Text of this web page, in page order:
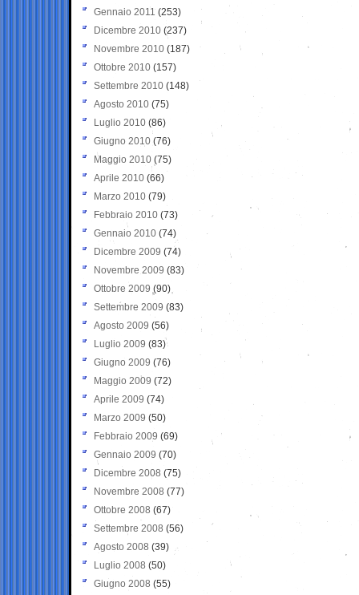
Gennaio 2011 (253)
Dicembre 2010 (237)
Novembre 2010 (187)
Ottobre 2010 (157)
Settembre 2010 (148)
Agosto 2010 (75)
Luglio 2010 (86)
Giugno 2010 (76)
Maggio 2010 (75)
Aprile 2010 (66)
Marzo 2010 (79)
Febbraio 2010 (73)
Gennaio 2010 (74)
Dicembre 2009 (74)
Novembre 2009 (83)
Ottobre 2009 (90)
Settembre 2009 (83)
Agosto 2009 (56)
Luglio 2009 (83)
Giugno 2009 (76)
Maggio 2009 (72)
Aprile 2009 (74)
Marzo 2009 (50)
Febbraio 2009 (69)
Gennaio 2009 (70)
Dicembre 2008 (75)
Novembre 2008 (77)
Ottobre 2008 (67)
Settembre 2008 (56)
Agosto 2008 (39)
Luglio 2008 (50)
Giugno 2008 (55)